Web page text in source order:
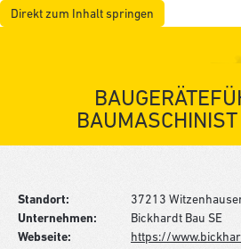
Direkt zum Inhalt springen
Standort:
37213
Unternehmen:
Bickhardt Bau SE
Webseite:
https://